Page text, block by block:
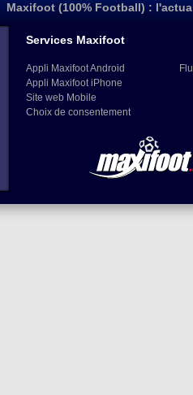
Maxifoot (100% Football) :
Services Maxifoot
Appli Maxifoot Android
Appli Maxifoot iPhone
Site web Mobile
Choix de consentement